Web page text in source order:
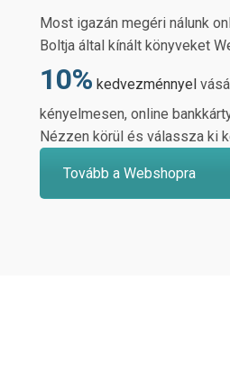
Most igazán megéri nálunk
Boltja által kínált könyveket
10% kedvezménnyel
kényelmesen, online
Nézzen körül és válassza ki
Tovább a Webshopra